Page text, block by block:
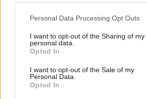
Personal Data Processing Opt Outs
I want to opt-out of the Sharing of my
personal data.
Opted In
I want to opt-out of the Sale of my
Personal Data.
Opted In